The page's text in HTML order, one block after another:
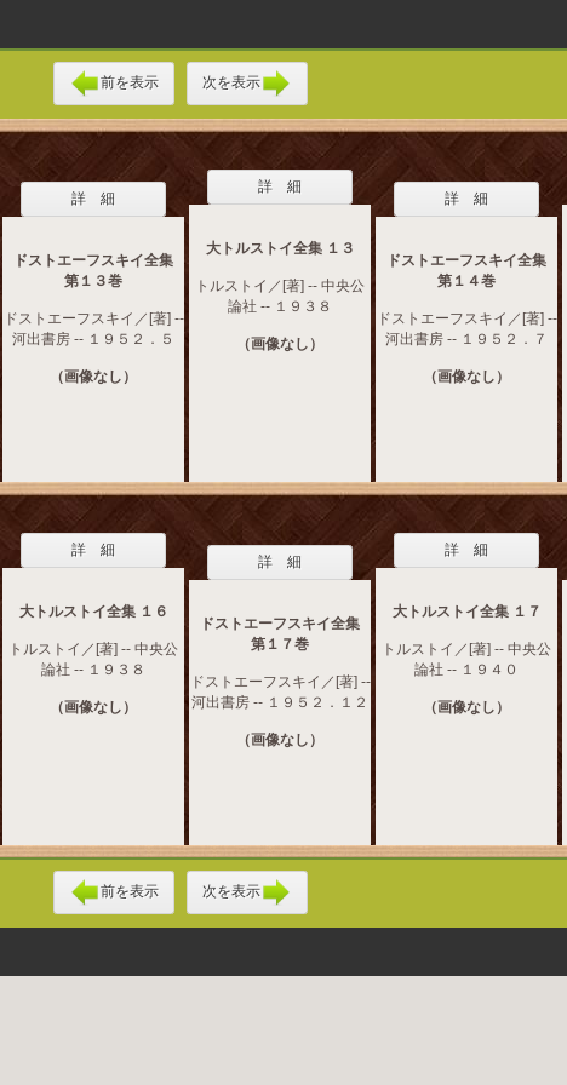
前を表示 次を表示
詳 細
ドストエーフスキイ全集
第１３巻
ドストエーフスキイ／[著] --
河出書房 -- １９５２．５
（画像なし）
詳 細
大トルストイ全集 １３
トルストイ／[著] -- 中央公
論社 -- １９３８
（画像なし）
詳 細
ドストエーフスキイ全集
第１４巻
ドストエーフスキイ／[著] --
河出書房 -- １９５２．７
（画像なし）
詳 細
大トルストイ全集 １６
トルストイ／[著] -- 中央公
論社 -- １９３８
（画像なし）
詳 細
ドストエーフスキイ全集
第１７巻
ドストエーフスキイ／[著] --
河出書房 -- １９５２．１２
（画像なし）
詳 細
大トルストイ全集 １７
トルストイ／[著] -- 中央公
論社 -- １９４０
（画像なし）
前を表示 次を表示